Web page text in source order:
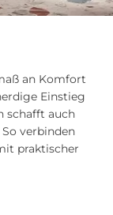
an Komfort
Einstieg
schafft auch
verbinden
praktischer